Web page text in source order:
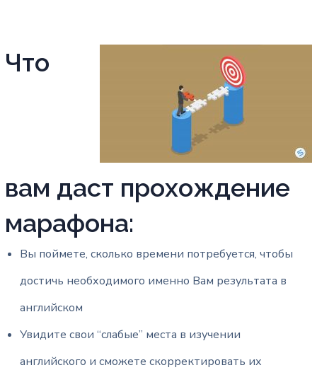
Что
вам даст прохождение
марафона:
Вы поймете, сколько времени потребуется, чтобы
достичь необходимого именно Вам результата в
английском
Увидите свои “слабые” места в изучении
английского и сможете скорректировать их